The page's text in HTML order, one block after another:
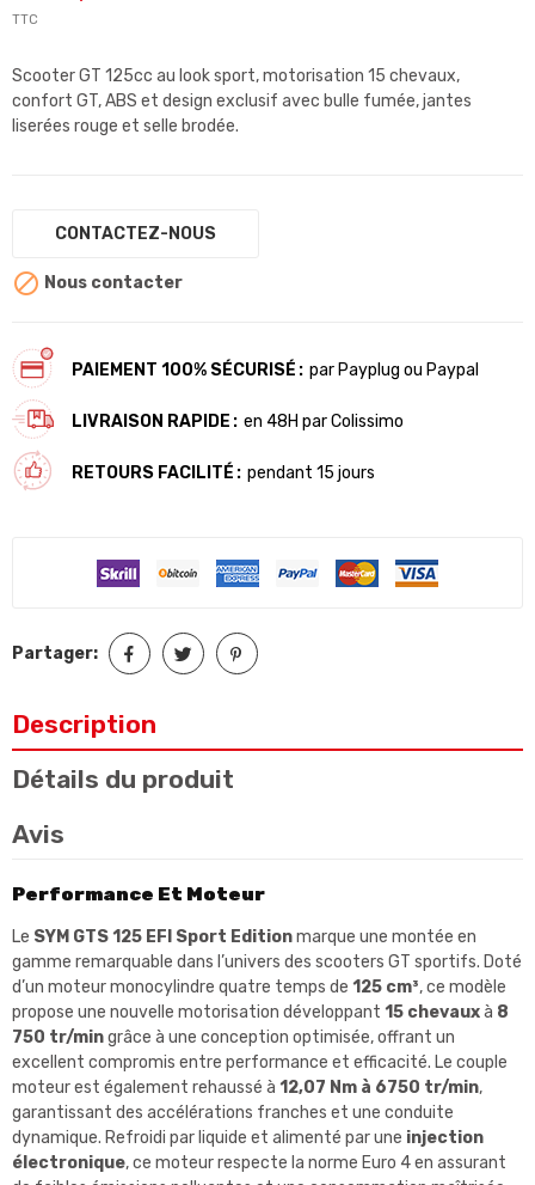
TTC
Scooter GT 125cc au look sport, motorisation 15 chevaux,
confort GT, ABS et design exclusif avec bulle fumée, jantes
liserées rouge et selle brodée.
CONTACTEZ-NOUS
 Nous contacter
PAIEMENT 100% SÉCURISÉ par Payplug ou Paypal
LIVRAISON RAPIDE en 48H par Colissimo
RETOURS FACILITÉ pendant 15 jours
Partager:
Description
Détails du produit
Avis
Performance Et Moteur
Le SYM GTS 125 EFI Sport Editionmarque une montée en
gamme remarquable dans l’univers des scooters GT sportifs. Doté
d’un moteur monocylindre quatre temps de 125 cm³, ce modèle
propose une nouvelle motorisation développant 15 chevauxà 8
750 tr/mingrâce à une conception optimisée, offrant un
excellent compromis entre performance et efficacité. Le couple
moteur est également rehaussé à 12,07 Nm à 6750 tr/min,
garantissant des accélérations franches et une conduite
dynamique. Refroidi par liquide et alimenté par une injection
électronique, ce moteur respecte la norme Euro 4 en assurant